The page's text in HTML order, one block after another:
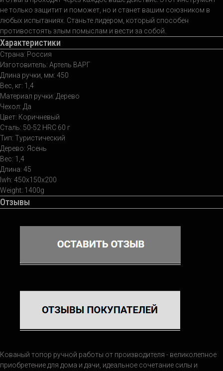
не только защитит и поможет, но и станет вашим союзником в
любых испытаниях. Станьте лидером, который способен
противостоять злым помыслам и вести за собой.
Характеристики
Страна: Россия
Изготовитель: Артель ВАРГ
Длина ручки, мм: 450
Вес, кг: 1,4
Материал ручки: Дерево
Чехол: Да
Цвет: Коричневый
Сталь: 50-52 HRC 60 г
Тип: Туристический
Дерево: Ясень
Вес: 1,4
Длина: 45
lwh: 450x150x200
Weight: 1400g
Отзывы
Кованый топор ручной работы от производителя - великолепное
приобретение для дома и дачи, идеальное сочетание силы и